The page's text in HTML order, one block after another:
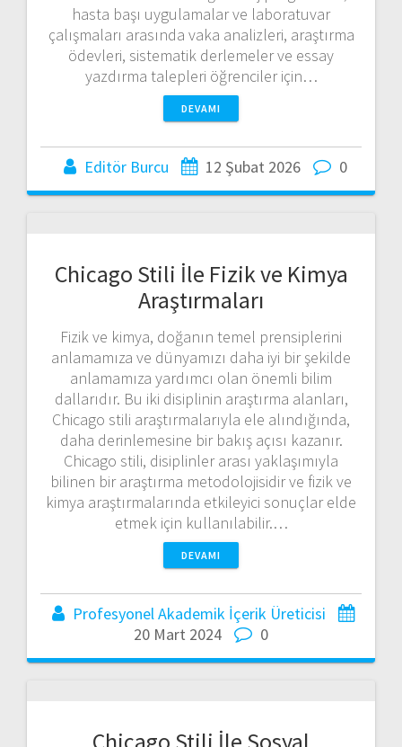
hasta başı uygulamalar ve laboratuvar
çalışmaları arasında vaka analizleri, araştırma
ödevleri, sistematik derlemeler ve essay
yazdırma talepleri öğrenciler için…
DEVAMI
Editör Burcu 12 Şubat 2026 0
Chicago Stili İle Fizik ve Kimya
Araştırmaları
Fizik ve kimya, doğanın temel prensiplerini
anlamamıza ve dünyamızı daha iyi bir şekilde
anlamamıza yardımcı olan önemli bilim
dallarıdır. Bu iki disiplinin araştırma alanları,
Chicago stili araştırmalarıyla ele alındığında,
daha derinlemesine bir bakış açısı kazanır.
Chicago stili, disiplinler arası yaklaşımıyla
bilinen bir araştırma metodolojisidir ve fizik ve
kimya araştırmalarında etkileyici sonuçlar elde
etmek için kullanılabilir.…
DEVAMI
Profesyonel Akademik İçerik Üreticisi
20 Mart 2024
0